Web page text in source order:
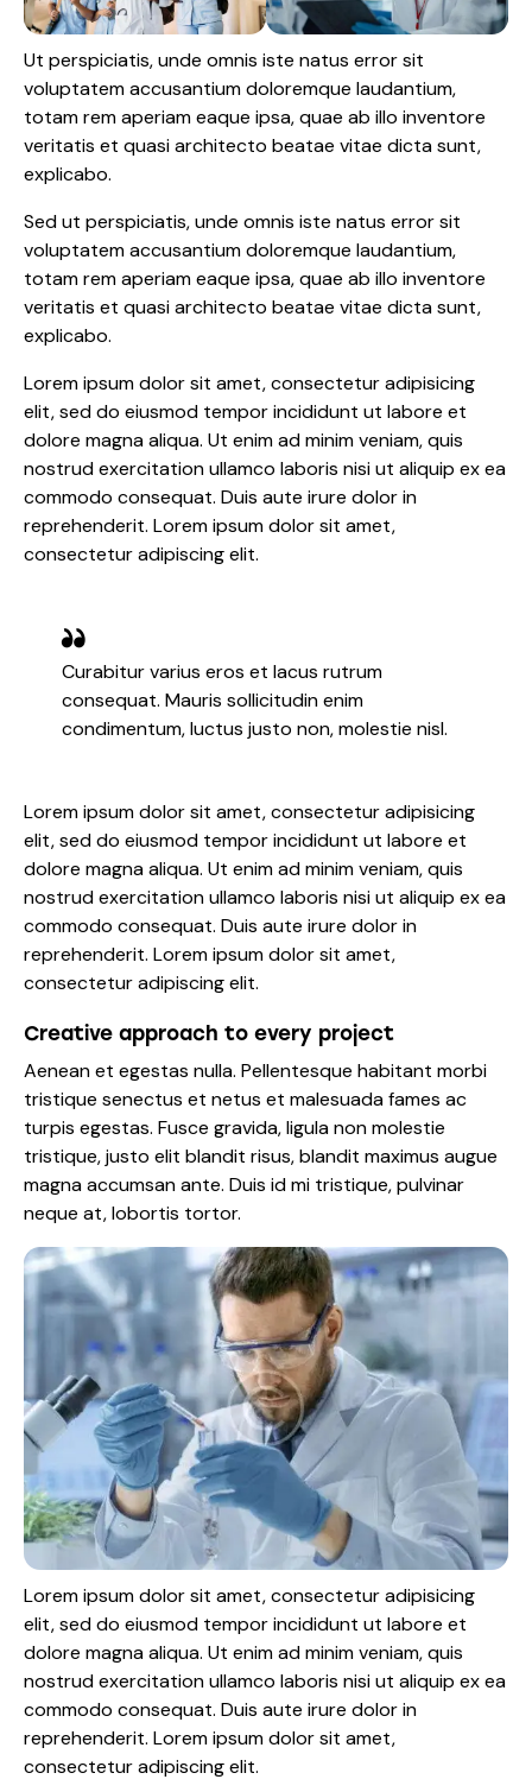
Ut perspiciatis, unde omnis iste natus error sit
voluptatem accusantium doloremque laudantium,
totam rem aperiam eaque ipsa, quae ab illo inventore
veritatis et quasi architecto beatae vitae dicta sunt,
explicabo.
Sed ut perspiciatis, unde omnis iste natus error sit
voluptatem accusantium doloremque laudantium,
totam rem aperiam eaque ipsa, quae ab illo inventore
veritatis et quasi architecto beatae vitae dicta sunt,
explicabo.
Lorem ipsum dolor sit amet, consectetur adipisicing
elit, sed do eiusmod tempor incididunt ut labore et
dolore magna aliqua. Ut enim ad minim veniam, quis
nostrud exercitation ullamco laboris nisi ut aliquip ex ea
commodo consequat. Duis aute irure dolor in
reprehenderit. Lorem ipsum dolor sit amet,
consectetur adipiscing elit.
Curabitur varius eros et lacus rutrum
consequat. Mauris sollicitudin enim
condimentum, luctus justo non, molestie nisl.
Lorem ipsum dolor sit amet, consectetur adipisicing
elit, sed do eiusmod tempor incididunt ut labore et
dolore magna aliqua. Ut enim ad minim veniam, quis
nostrud exercitation ullamco laboris nisi ut aliquip ex ea
commodo consequat. Duis aute irure dolor in
reprehenderit. Lorem ipsum dolor sit amet,
consectetur adipiscing elit.
Creative approach to every project
Aenean et egestas nulla. Pellentesque habitant morbi
tristique senectus et netus et malesuada fames ac
turpis egestas. Fusce gravida, ligula non molestie
tristique, justo elit blandit risus, blandit maximus augue
magna accumsan ante. Duis id mi tristique, pulvinar
neque at, lobortis tortor.
Lorem ipsum dolor sit amet, consectetur adipisicing
elit, sed do eiusmod tempor incididunt ut labore et
dolore magna aliqua. Ut enim ad minim veniam, quis
nostrud exercitation ullamco laboris nisi ut aliquip ex ea
commodo consequat. Duis aute irure dolor in
reprehenderit. Lorem ipsum dolor sit amet,
consectetur adipiscing elit.